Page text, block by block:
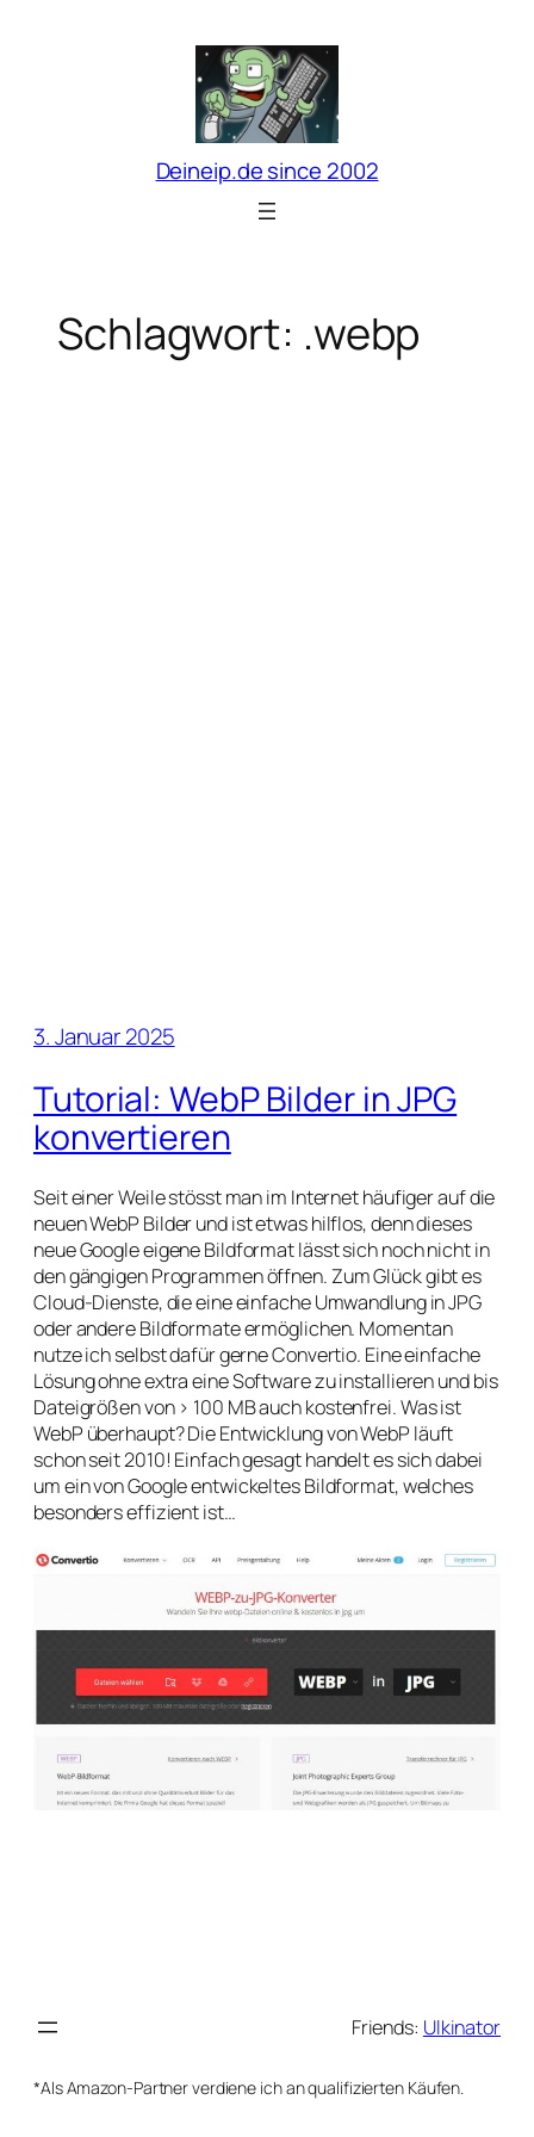
Deineip.de since 2002
Schlagwort: .webp
3. Januar 2025
Tutorial: WebP Bilder in JPG
konvertieren
Seit einer Weile stösst man im Internet häufiger auf die
neuen WebP Bilder und ist etwas hilflos, denn dieses
neue Google eigene Bildformat lässt sich noch nicht in
den gängigen Programmen öffnen. Zum Glück gibt es
Cloud-Dienste, die eine einfache Umwandlung in JPG
oder andere Bildformate ermöglichen. Momentan
nutze ich selbst dafür gerne Convertio. Eine einfache
Lösung ohne extra eine Software zu installieren und bis
Dateigrößen von > 100 MB auch kostenfrei. Was ist
WebP überhaupt? Die Entwicklung von WebP läuft
schon seit 2010! Einfach gesagt handelt es sich dabei
um ein von Google entwickeltes Bildformat, welches
besonders effizient ist…
Friends: Ulkinator
*Als Amazon-Partner verdiene ich an qualifizierten Käufen.